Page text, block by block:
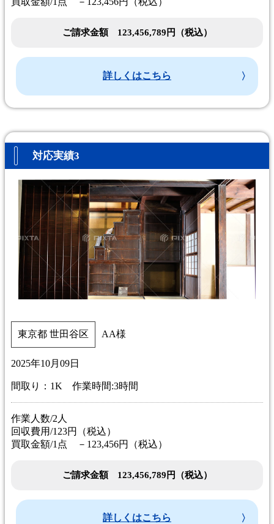
ご請求金額 123,456,789円（税込）
詳しくはこちら
対応実績3
東京都 世田谷区 AA様
2025年10月09日
間取り：1K 作業時間:3時間
作業人数/2人
回収費用/123円（税込）
買取金額/1点 －123,456円（税込）
ご請求金額 123,456,789円（税込）
詳しくはこちら